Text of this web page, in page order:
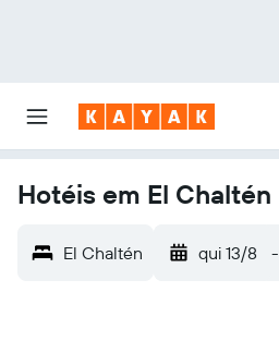
Hotéis em El Chaltén
El Chaltén qui 13/8 -